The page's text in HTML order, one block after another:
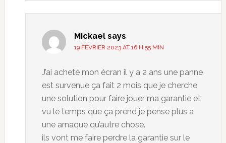
Mickael says
19 FÉVRIER 2023 AT 16 H 55 MIN
J’ai acheté mon écran il y a 2 ans une panne
est survenue ça fait 2 mois que je cherche
une solution pour faire jouer ma garantie et
vu le temps que ça prend je pense plus a
une arnaque qu’autre chose.
ils vont me faire perdre la garantie sur le